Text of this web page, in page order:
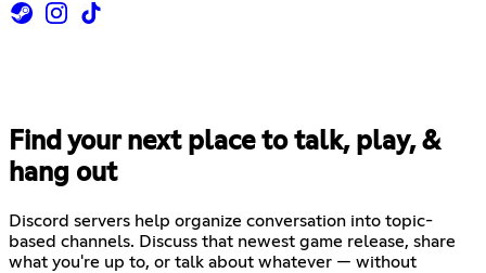
Find your next place to talk, play, &
hang out
Discord servers help organize conversation into topic-
based channels. Discuss that newest game release, share
what you're up to, or talk about whatever — without